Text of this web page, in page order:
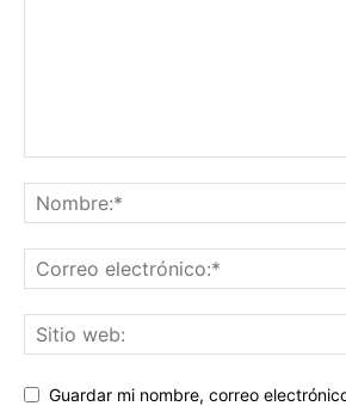
Guardar mi nombre, correo